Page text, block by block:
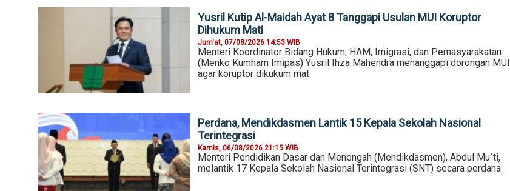
Yusril Kutip Al-Maidah Ayat 8 Tanggapi Usulan MUI Koruptor
Dihukum Mati
Jum'at, 07/08/2026 14:53 WIB
Menteri Koordinator Bidang Hukum, HAM, Imigrasi, dan Pemasyarakatan
(Menko Kumham Imipas) Yusril Ihza Mahendra menanggapi dorongan MUI
agar koruptor dikukum mat
Perdana, Mendikdasmen Lantik 15 Kepala Sekolah Nasional
Terintegrasi
Kamis, 06/08/2026 21:15 WIB
Menteri Pendidikan Dasar dan Menengah (Mendikdasmen), Abdul Mu`ti,
melantik 17 Kepala Sekolah Nasional Terintegrasi (SNT) secara perdana